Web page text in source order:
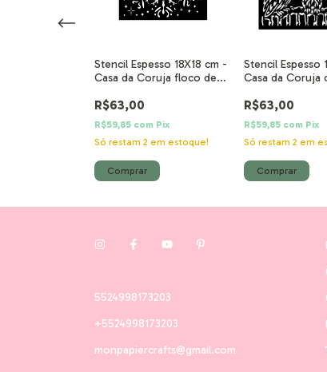
Stencil Espesso 18X18 cm -
Casa da Coruja floco de
R$63,00
R$59,85 com Pix
Só restam 2 em estoque!
Stencil Espesso
Casa da Coruja
R$63,00
R$59,85 com Pix
Só restam2 em
5524998173203
+5524998173203
monpapiercrafts@gmail.com